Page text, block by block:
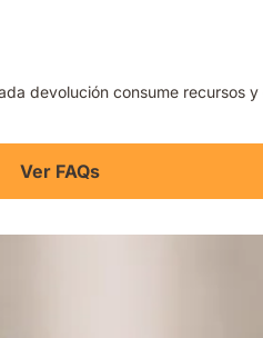
devolución consume recursos
Ver FAQs